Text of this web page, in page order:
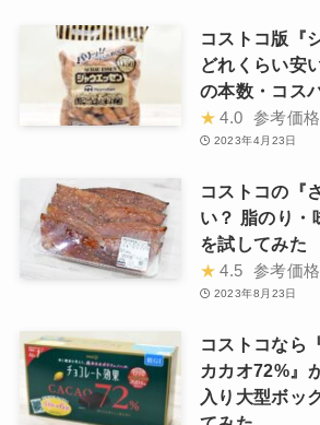
コストコ版『
どれくらい安
の本数・コス
★ 4.0 参考価格
2023年4月23日
コストコの『
い？ 脂のり・
を試してみた
★ 4.5 参考価格
2023年8月23日
コストコなら
カカオ72%』
入り大型ボッ